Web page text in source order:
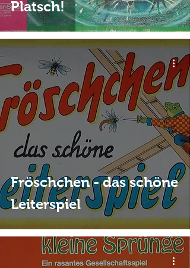
Platsch!
Fröschchen - das schöne
Leiterspiel